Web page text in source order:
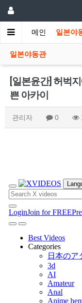
메인 일본야
일본야동관
[일본윤간] 허벅
쁜 아카이
관리자 0